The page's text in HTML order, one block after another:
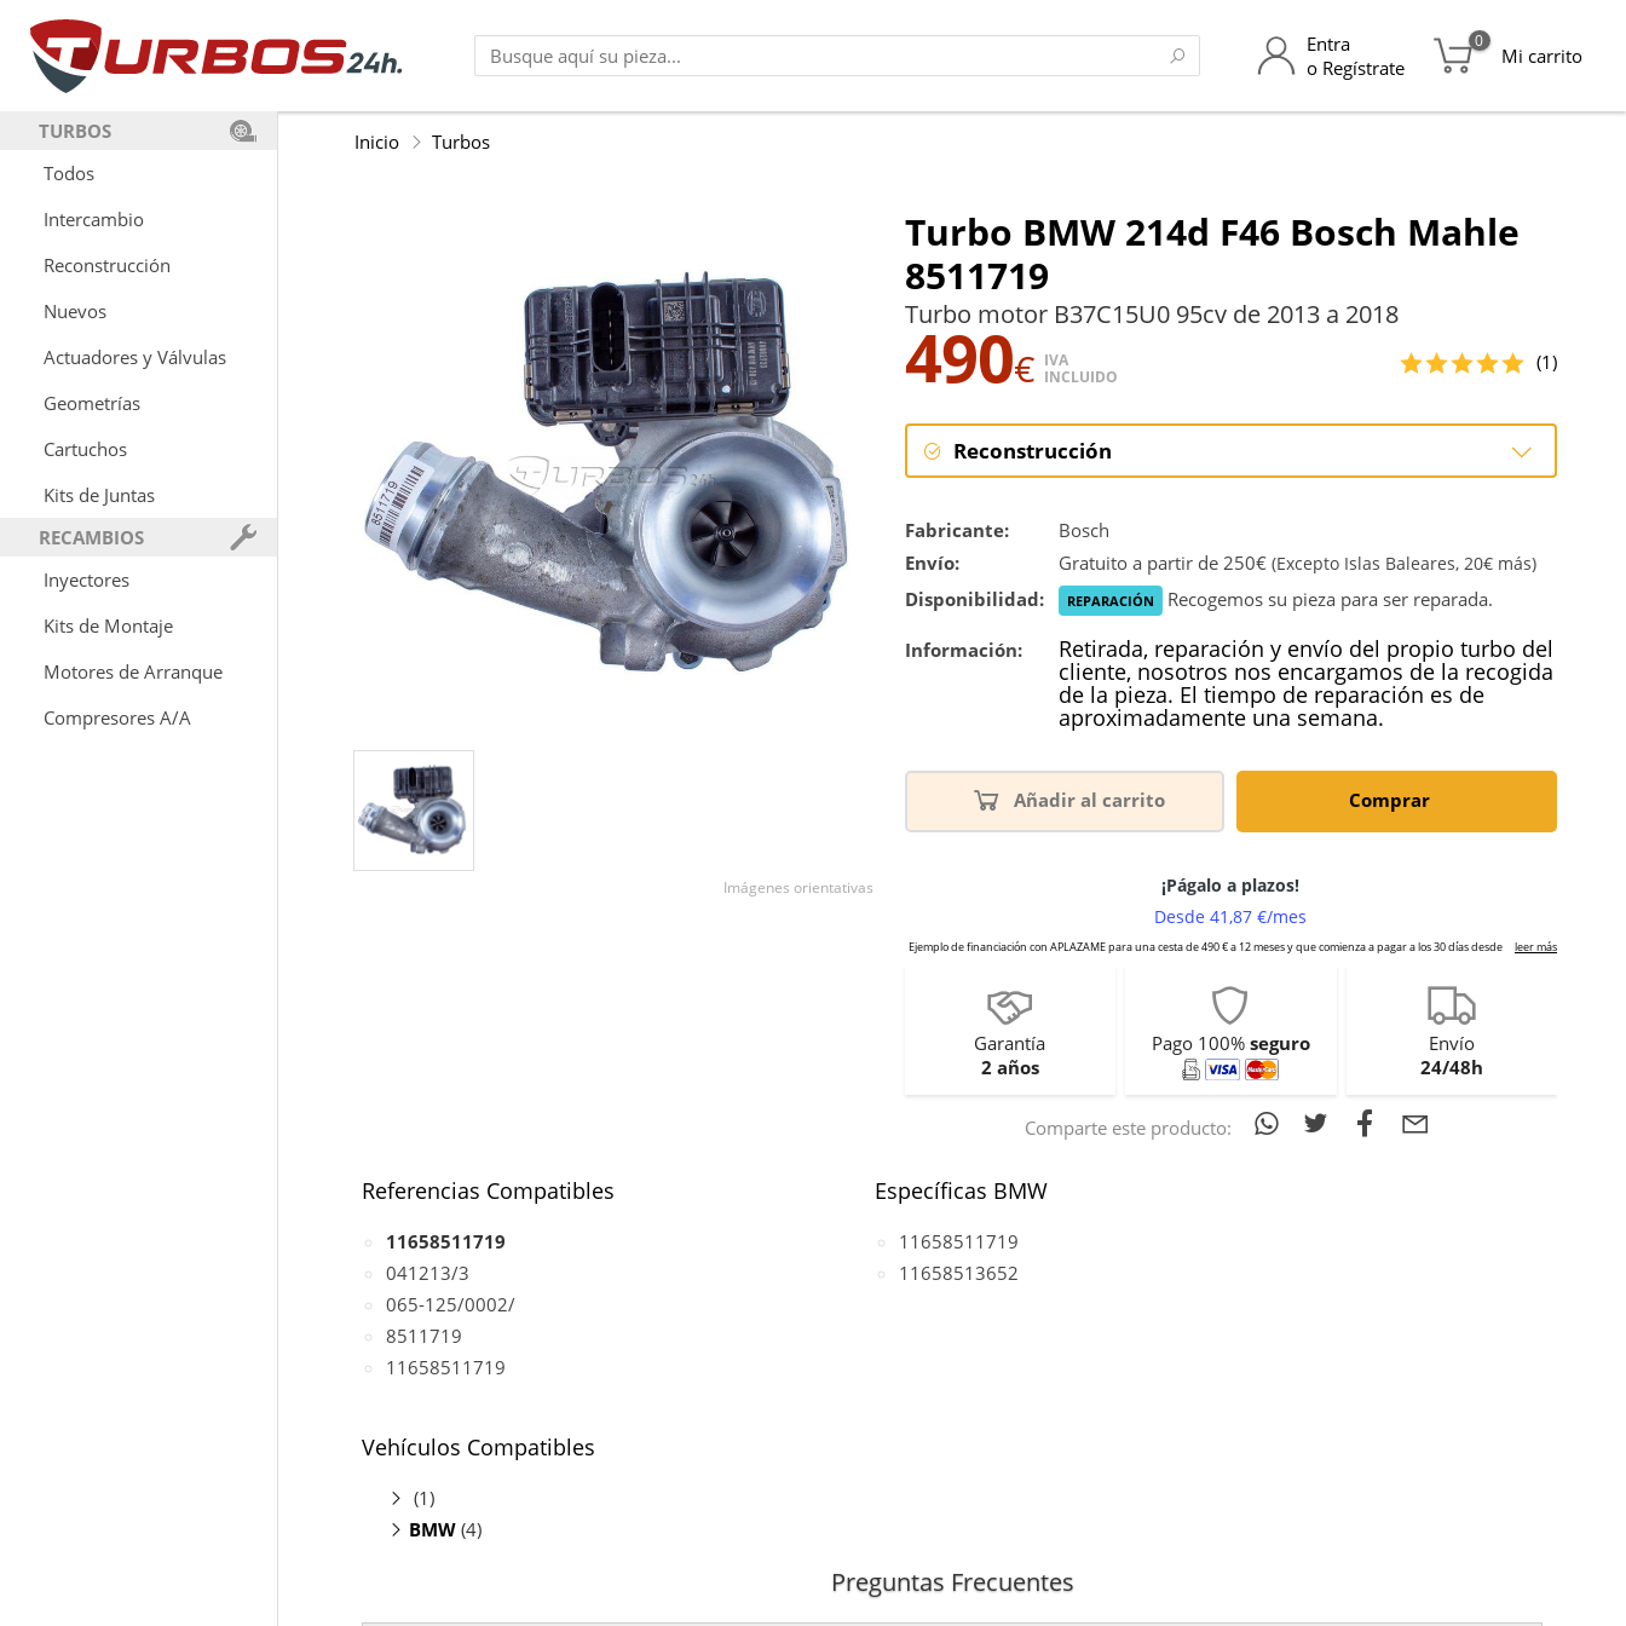
Entra
o Regístrate
0
Mi carrito
TURBOS
Todos
Intercambio
Reconstrucción
Nuevos
Actuadores y Válvulas
Geometrías
Cartuchos
Kits de Juntas
RECAMBIOS
Inyectores
Kits de Montaje
Motores de Arranque
Compresores A/A
Inicio Turbos
Turbo BMW 214d F46 Bosch Mahle
8511719
Turbo motor B37C15U0 95cv de 2013 a 2018
490€ IVA
INCLUIDO
(1)
Reconstrucción
Fabricante:
Bosch
Envío:
Gratuito a partir de 250€ (Excepto Islas Baleares, 20€ más)
Disponibilidad: REPARACIÓN Recogemos su pieza para ser reparada.
Información: Retirada, reparación y envío del propio turbo del
cliente, nosotros nos encargamos de la recogida
de la pieza. El tiempo de reparación es de
aproximadamente una semana.
Añadir al carrito Comprar
Garantía
2 años
Pago 100% seguro
Envío
24/48h
Comparte este producto:
Imágenes orientativas
Referencias Compatibles
11658511719
041213/3
065-125/0002/
8511719
11658511719
Específicas BMW
11658511719
11658513652
Vehículos Compatibles
(1)
F55/F56
BMW (4)
Preguntas Frecuentes